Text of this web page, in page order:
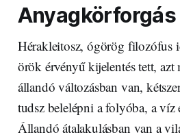
Anyagkörforgás
Hérakleitosz, ógörög filozófus
örök érvényű kijelentés tett,
állandó változásban van,
tudsz belelépni a folyóba, a víz
Állandó átalakulásban van a